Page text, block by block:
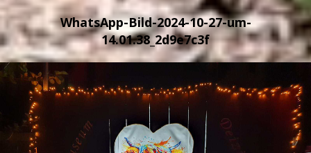
WhatsApp-Bild-2024-10-27-um-
14.01.38_2d9e7c3f